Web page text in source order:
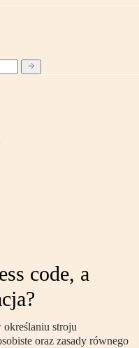
code, a
określaniu stroju
oraz zasady równego